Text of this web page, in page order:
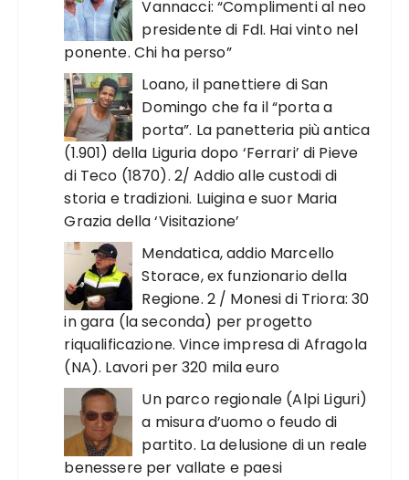
Vannacci: “Complimenti al neo
presidente di FdI. Hai vinto nel
ponente. Chi ha perso”
Loano, il panettiere di San
Domingo che fa il “porta a
porta”. La panetteria più antica
(1.901) della Liguria dopo ‘Ferrari’ di Pieve
di Teco (1870). 2/ Addio alle custodi di
storia e tradizioni. Luigina e suor Maria
Grazia della ‘Visitazione’
Mendatica, addio Marcello
Storace, ex funzionario della
Regione. 2 / Monesi di Triora: 30
in gara (la seconda) per progetto
riqualificazione. Vince impresa di Afragola
(NA). Lavori per 320 mila euro
Un parco regionale (Alpi Liguri)
a misura d’uomo o feudo di
partito. La delusione di un reale
benessere per vallate e paesi